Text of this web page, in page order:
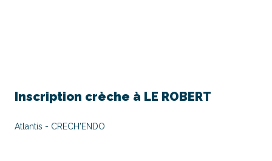
Inscription crèche à LE ROBERT
Atlantis - CRECH'ENDO